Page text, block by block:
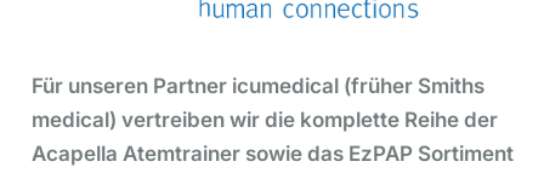
Für unseren Partner icumedical (früher Smiths
medical) vertreiben wir die komplette Reihe der
Acapella Atemtrainer sowie das EzPAP Sortiment